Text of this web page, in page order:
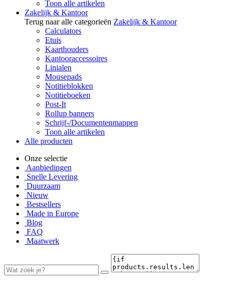
Toon alle artikelen
Zakelijk & Kantoor
Terug naar alle categorieën Zakelijk & Kantoor
Calculators
Etuis
Kaarthouders
Kantooraccessoires
Linialen
Mousepads
Notitieblokken
Notitieboeken
Post-It
Rollup banners
Schrijf-/Documentenmappen
Toon alle artikelen
Alle producten
Onze selectie
Aanbiedingen
Snelle Levering
Duurzaam
Nieuw
Bestsellers
Made in Europe
Blog
FAQ
Maatwerk